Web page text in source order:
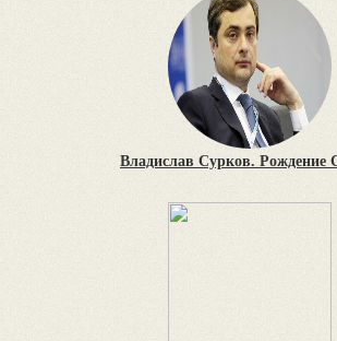
Владислав Сурков. Рождение